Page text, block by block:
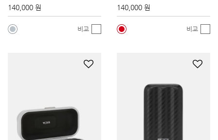
140,000 원
비교
140,000 원
비교